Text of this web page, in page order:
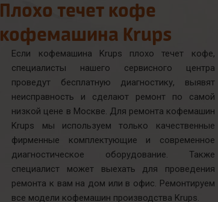
Плохо течет кофе
кофемашина Krups
Если кофемашина Krups плохо течет кофе,
специалисты нашего сервисного центра
проведут бесплатную диагностику, выявят
неисправность и сделают ремонт по самой
низкой цене в Москве. Для ремонта кофемашин
Krups мы используем только качественные
фирменные комплектующие и современное
диагностическое оборудование. Также
специалист может выехать для проведения
ремонта к вам на дом или в офис. Ремонтируем
все модели кофемашин производства Krups.